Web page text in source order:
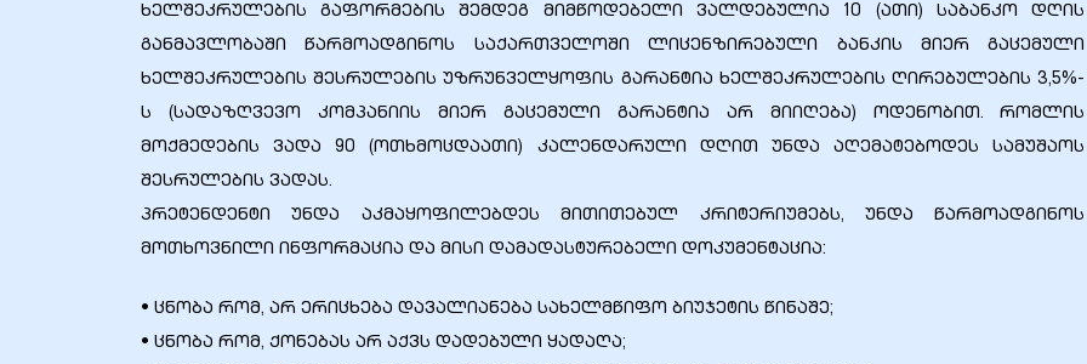
ხელშეკრულების გაფორმების შემდეგ მიმწოდებელი ვალდებულია 10 (ათი) საბანკო დღის
განმავლობაში წარმოადგინოს საქართველოში ლიცენზირებული ბანკის მიერ გაცემული
ხელშეკრულების შესრულების უზრუნველყოფის გარანტია ხელშეკრულების ღირებულების 3,5%-
ს (სადაზღვევო კომპანიის მიერ გაცემული გარანტია არ მიიღება) ოდენობით. რომლის
მოქმედების ვადა 90 (ოთხმოცდაათი) კალენდარული დღით უნდა აღემატებოდეს სამუშაოს
შესრულების ვადას.
პრეტენდენტი უნდა აკმაყოფილებდეს მითითებულ კრიტერიუმებს, უნდა წარმოადგინოს
მოთხოვნილი ინფორმაცია და მისი დამადასტურებელი დოკუმენტაცია:
• ცნობა რომ, არ ერიცხება დავალიანება სახელმწიფო ბიუჯეტის წინაშე;
• ცნობა რომ, ქონებას არ აქვს დადებული ყადაღა;